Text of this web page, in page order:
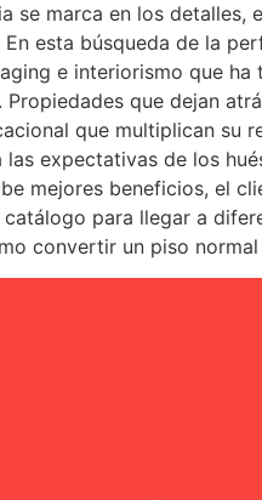
se marca en los detalles,
esta búsqueda de la
e interiorismo que
que dejan
que multiplican su
expectativas de los
mejores beneficios, el
para llegar a
convertir un piso